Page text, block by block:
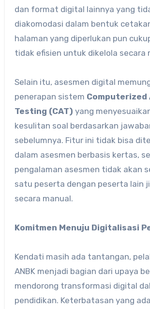
dan format digital lainnya yang
diakomodasi dalam bentuk
halaman yang diperlukan pun
tidak efisien untuk dikelola secara
Selain itu, asesmen digital
penerapan sistem Computerized
Testing (CAT) yang
kesulitan soal berdasarkan
sebelumnya. Fitur ini tidak bisa
dalam asesmen berbasis kertas,
pengalaman asesmen tidak akan
satu peserta dengan peserta lain
secara manual.
Komitmen Menuju Digitalisasi
Kendati masih ada tantangan,
ANBK menjadi bagian dari upaya
mendorong transformasi digital
pendidikan. Keterbatasan yang